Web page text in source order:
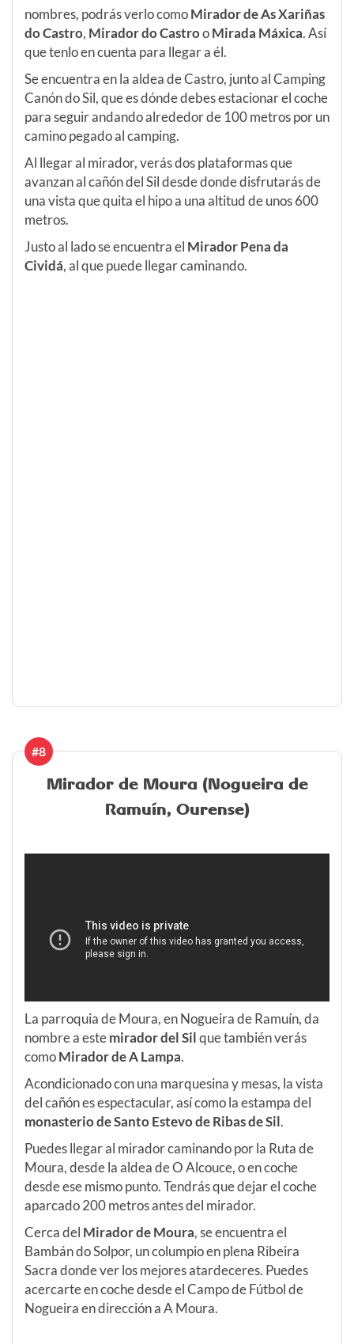
nombres, podrás verlo comoMirador de As Xariñas
do Castro, Mirador do CastrooMirada Máxica. Así
que tenlo en cuenta para llegar a él.
Se encuentra en la aldea de Castro, junto al Camping
Canón do Sil, que es dónde debes estacionar el coche
para seguir andando alrededor de 100 metros por un
camino pegado al camping.
Al llegar al mirador, verás dos plataformas que
avanzan al cañón del Sil desde donde disfrutarás de
una vista que quita el hipo a una altitud de unos 600
metros.
Justo al lado se encuentra el Mirador Pena da
Cividá, al que puede llegar caminando.
#8
Mirador de Moura (Nogueira de
Ramuín, Ourense)
La parroquia de Moura, en Nogueira de Ramuín, da
nombre a estemirador del Silque también verás
comoMirador de A Lampa.
Acondicionado con una marquesina y mesas, la vista
del cañón es espectacular, así como la estampa del
monasterio de Santo Estevo de Ribas de Sil.
Puedes llegar al mirador caminando por la Ruta de
Moura, desde la aldea de O Alcouce, o en coche
desde ese mismo punto. Tendrás que dejar el coche
aparcado 200 metros antes del mirador.
Cerca del Mirador de Moura, se encuentra el
Bambán do Solpor, un columpio en plena Ribeira
Sacra donde ver los mejores atardeceres. Puedes
acercarte en coche desde el Campo de Fútbol de
Nogueira en dirección a A Moura.